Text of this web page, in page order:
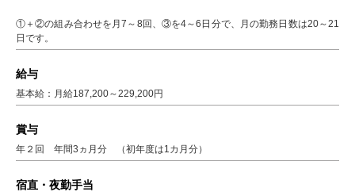
①＋②の組み合わせを月7～8回、③を4～6日分で、月の勤務日数は20～21
日です。
給与
基本給：月給187,200～229,200円
賞与
年２回 年間3ヵ月分 （初年度は1カ月分）
宿直・夜勤手当